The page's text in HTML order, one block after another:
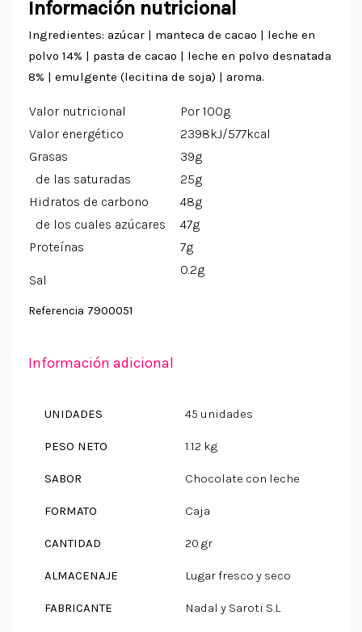
Información nutricional
Ingredientes: azúcar | manteca de cacao | leche en
polvo 14% | pasta de cacao | leche en polvo desnatada
8% | emulgente (lecitina de soja) | aroma.
Valor nutricional
Por 100g
Valor energético
2398kJ/577kcal
Grasas
39g
de las saturadas
25g
Hidratos de carbono
48g
de los cuales azúcares
47g
Proteínas
7g
Sal
0.2g
Referencia 7900051
Información adicional
UNIDADES 45 unidades
PESO NETO 1.12 kg
SABOR Chocolate con leche
FORMATO Caja
CANTIDAD 20 gr
ALMACENAJE Lugar fresco y seco
FABRICANTE Nadal y Saroti S.L